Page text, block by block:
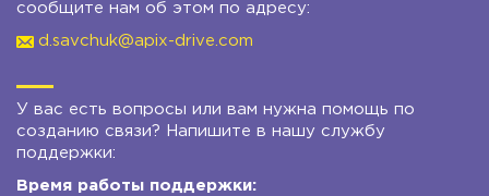
сообщите нам об этом по адресу:
d.savchuk@apix-drive.com
У вас есть вопросы или вам нужна помощь по
созданию связи? Напишите в нашу службу
поддержки:
Время работы поддержки: